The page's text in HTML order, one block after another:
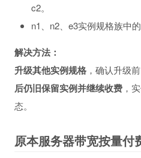
c2。
n1、n2、e3实例规格族中的
解决方法：
升级其他实例规格 ，确认升级
后仍旧保留实例并继续收费 ，
态。
原本服务器带宽按量付